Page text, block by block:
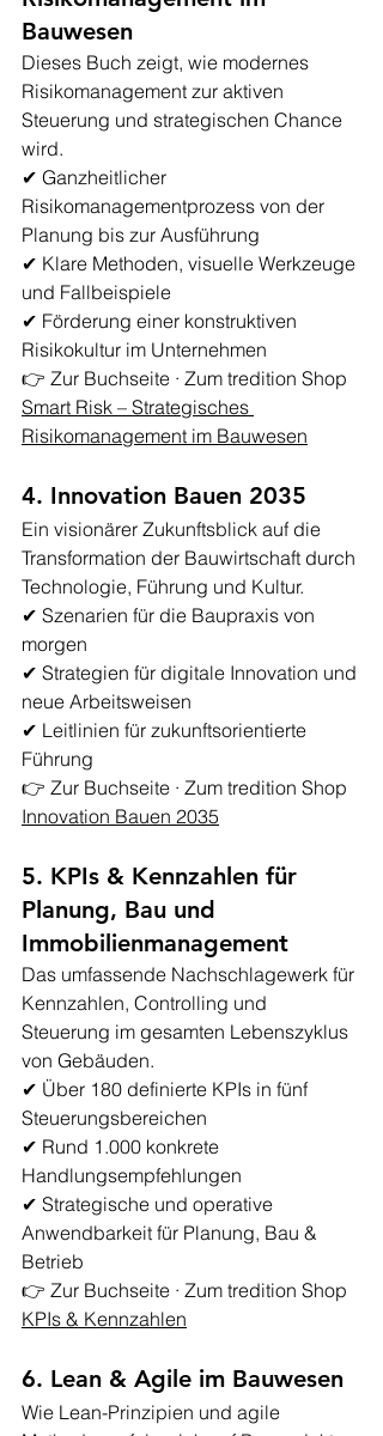
Bauwesen
Dieses Buch zeigt, wie modernes
Risikomanagement zur aktiven
Steuerung und strategischen Chance
wird.
✔ Ganzheitlicher
Risikomanagementprozess von der
Planung bis zur Ausführung
✔ Klare Methoden, visuelle Werkzeuge
und Fallbeispiele
✔ Förderung einer konstruktiven
Risikokultur im Unternehmen
👉 Zur Buchseite · Zum tredition Shop
Smart Risk – Strategisches
Risikomanagement im Bauwesen
4. Innovation Bauen 2035
Ein visionärer Zukunftsblick auf die
Transformation der Bauwirtschaft durch
Technologie, Führung und Kultur.
✔ Szenarien für die Baupraxis von
morgen
✔ Strategien für digitale Innovation und
neue Arbeitsweisen
✔ Leitlinien für zukunftsorientierte
Führung
👉 Zur Buchseite · Zum tredition Shop
Innovation Bauen 2035
5. KPIs & Kennzahlen für
Planung, Bau und
Immobilienmanagement
Das umfassende Nachschlagewerk für
Kennzahlen, Controlling und
Steuerung im gesamten Lebenszyklus
von Gebäuden.
✔ Über 180 definierte KPIs in fünf
Steuerungsbereichen
✔ Rund 1.000 konkrete
Handlungsempfehlungen
✔ Strategische und operative
Anwendbarkeit für Planung, Bau &
Betrieb
👉 Zur Buchseite · Zum tredition Shop
KPIs & Kennzahlen
6. Lean & Agile im Bauwesen
Wie Lean-Prinzipien und agile